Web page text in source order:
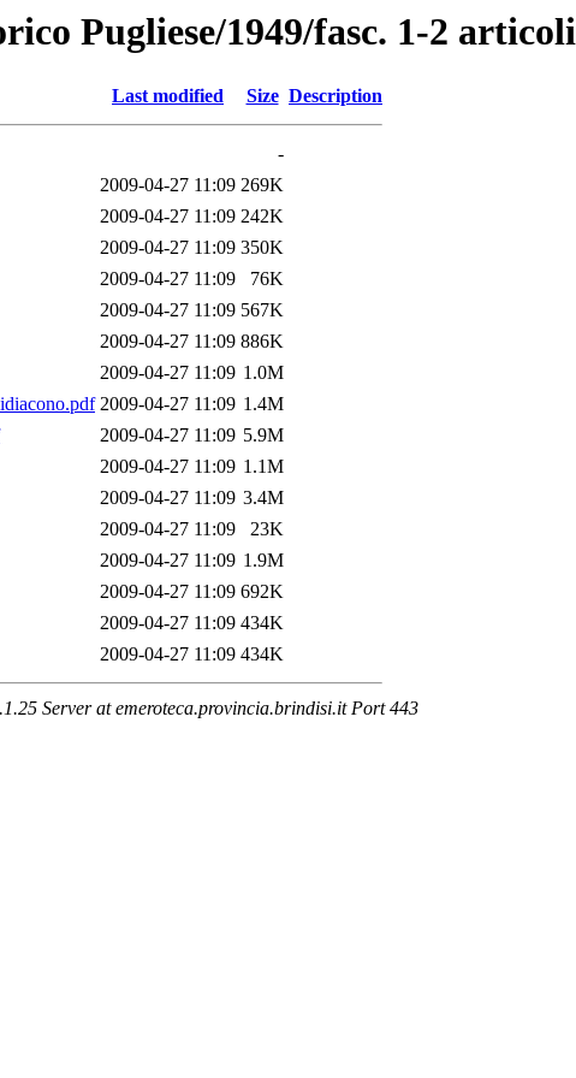
Pugliese/1949/fasc. 1-2 articoli
Last modified Size Description
-
2009-04-27 11:09 269K
2009-04-27 11:09 242K
2009-04-27 11:09 350K
2009-04-27 11:09
76K
2009-04-27 11:09 567K
2009-04-27 11:09 886K
2009-04-27 11:09 1.0M
2009-04-27 11:09 1.4M
2009-04-27 11:09 5.9M
2009-04-27 11:09 1.1M
2009-04-27 11:09 3.4M
2009-04-27 11:09
23K
2009-04-27 11:09 1.9M
2009-04-27 11:09 692K
2009-04-27 11:09 434K
2009-04-27 11:09 434K
Server at emeroteca.provincia.brindisi.it Port 443